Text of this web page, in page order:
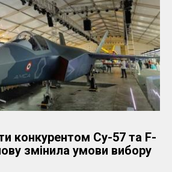
конкурентом Су-57 та F-
змінила умови вибору